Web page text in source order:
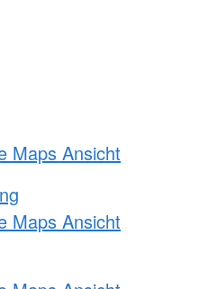
Maps Ansicht
Maps Ansicht